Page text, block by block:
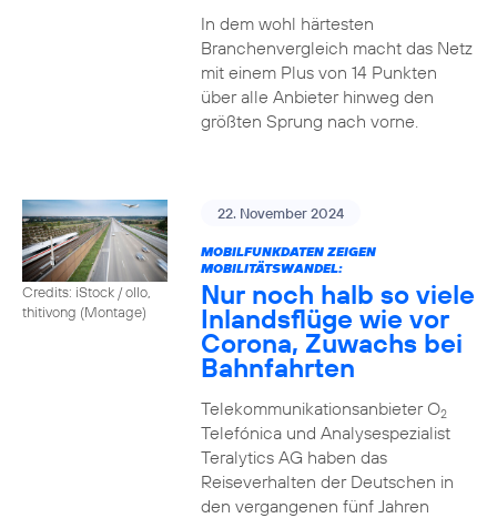
In dem wohl härtesten
Branchenvergleich macht das Netz
mit einem Plus von 14 Punkten
über alle Anbieter hinweg den
größten Sprung nach vorne.
Credits: iStock / ollo,
thitivong (Montage)
22. November 2024
MOBILFUNKDATEN ZEIGEN
MOBILITÄTSWANDEL:
Nur noch halb so viele
Inlandsflüge wie vor
Corona, Zuwachs bei
Bahnfahrten
Telekommunikationsanbieter O2
Telefónica und Analysespezialist
Teralytics AG haben das
Reiseverhalten der Deutschen in
den vergangenen fünf Jahren